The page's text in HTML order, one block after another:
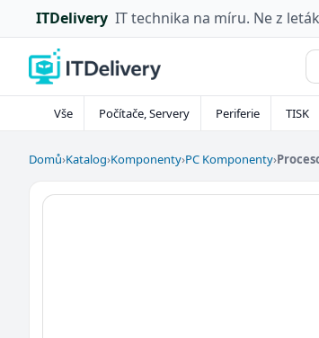
ITDelivery IT technika na míru. Ne z
Vše Počítače, Servery Periferie TISK
Domů›Katalog›Komponenty›PC Komponenty›